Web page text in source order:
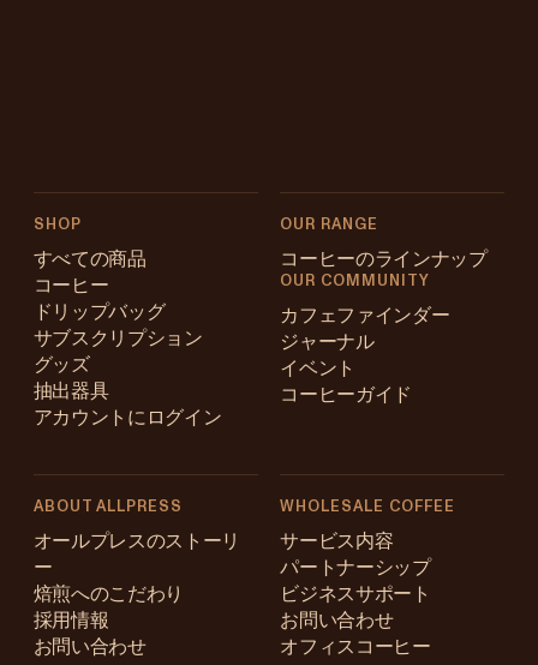
SHOP
すべての商品
コーヒー
ドリップバッグ
サブスクリプション
グッズ
抽出器具
アカウントにログイン
OUR RANGE
コーヒーのラインナップ
OUR COMMUNITY
カフェファインダー
ジャーナル
イベント
コーヒーガイド
ABOUT ALLPRESS
オールプレスのストーリ
ー
焙煎へのこだわり
採用情報
お問い合わせ
WHOLESALE COFFEE
サービス内容
パートナーシップ
ビジネスサポート
お問い合わせ
オフィスコーヒー
Australia
Japan (en)
Japan (日本語)